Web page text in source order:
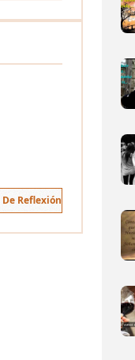
De Reflexión